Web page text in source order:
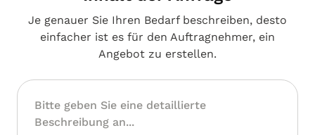
Je genauer Sie Ihren Bedarf beschreiben, desto
einfacher ist es für den Auftragnehmer, ein
Angebot zu erstellen.